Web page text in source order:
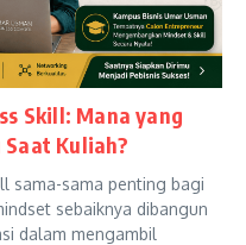
Skill: Mana yang
Kuliah?
sama-sama penting bagi
sebaiknya dibangun
dalam mengambil